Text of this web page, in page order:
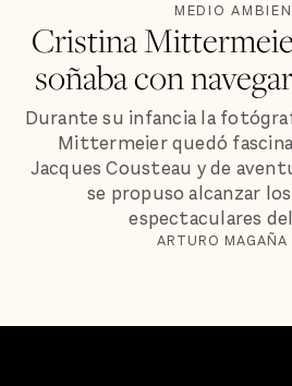
MEDIO
Cristina
soñaba con
Durante su infancia la
Mittermeier quedó
Jacques Cousteau y de
se propuso alcanzar
espectaculares
ARTURO MAGAÑA